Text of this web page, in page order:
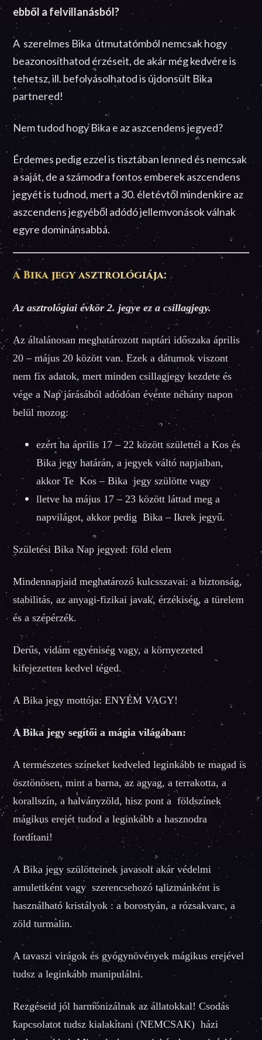
ebből a felvillanásból?
A szerelmes Bika útmutatómból nemcsak hogy
beazonosíthatod érzéseit, de akár még kedvére is
tehetsz, ill. befolyásolhatod is újdonsült Bika
partnered!
Nem tudod hogy Bika e az aszcendens jegyed?
Érdemes pedig ezzel is tisztában lenned és nemcsak
a saját, de a számodra fontos emberek aszcendens
jegyét is tudnod, mert a 30. életévtől mindenkire az
aszcendens jegyéből adódó jellemvonások válnak
egyre dominánsabbá.
A Bika jegy asztrológiája:
Az asztrológiai évkör 2. jegye ez a csillagjegy.
Az általánosan meghatározott naptári időszaka április
20 – május 20 között van. Ezek a dátumok viszont
nem fix adatok, mert minden csillagjegy kezdete és
vége a Nap járásából adódóan évente néhány napon
belül mozog:
ezért ha április 17 – 22 között születtél a Kos és
Bika jegy határán, a jegyek váltó napjaiban,
akkor Te Kos – Bika jegy szülötte vagy
lletve ha május 17 – 23 között láttad meg a
napvilágot, akkor pedig Bika – Ikrek jegyű.
Születési Bika Nap jegyed: föld elem
Mindennapjaid meghatározó kulcsszavai: a biztonság,
stabilitás, az anyagi-fizikai javak, érzékiség, a türelem
és a szépérzék.
Derűs, vidám egyéniség vagy, a környezeted
kifejezetten kedvel téged.
A Bika jegy mottója: ENYÉM VAGY!
A Bika jegy segítői a mágia világában:
A természetes színeket kedveled leginkább te magad is
ösztönösen, mint a barna, az agyag, a terrakotta, a
korallszín, a halványzöld, hisz pont a földszínek
mágikus erejét tudod a leginkább a hasznodra
fordítani!
A Bika jegy szülötteinek javasolt akár védelmi
amulettként vagy szerencsehozó talizmánként is
használható kristályok : a borostyán, a rózsakvarc, a
zöld turmalin.
A tavaszi virágok és gyógynövények mágikus erejével
tudsz a leginkább manipulálni.
Rezgéseid jól harmónizálnak az állatokkal! Csodás
kapcsolatot tudsz kialakítani (NEMCSAK) házi